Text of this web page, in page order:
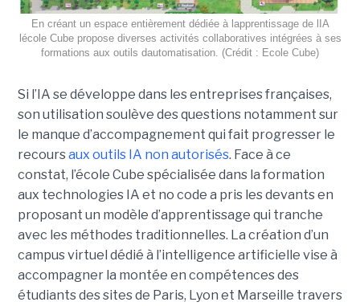
En créant un espace entièrement dédiée à lapprentissage de lIA
lécole Cube propose diverses activités collaboratives intégrées à ses
formations aux outils dautomatisation. (Crédit : Ecole Cube)
Si l’IA se développe dans les entreprises françaises,
son utilisation soulève des questions notamment sur
le manque d’accompagnement qui fait progresser le
recoursaux outils IA non autorisés. Face à ce
constat, l’école Cube spécialisée dans la formation
aux technologies IA et no code a pris les devants en
proposant un modèle d’apprentissage qui tranche
avec les méthodes traditionnelles. La création d’un
campus virtuel dédié à l’intelligence artificielle vise à
accompagner la montée en compétences des
étudiants des sites de Paris, Lyon et Marseille travers